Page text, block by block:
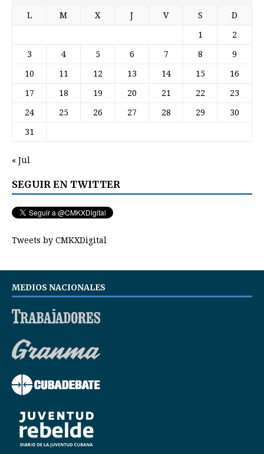
L M X J V S D
1 2
3 4 5 6 7 8 9
10 11 12 13 14 15 16
17 18 19 20 21 22 23
24 25 26 27 28 29 30
31
« Jul
SEGUIR EN TWITTER
Tweets by CMKXDigital
MEDIOS NACIONALES